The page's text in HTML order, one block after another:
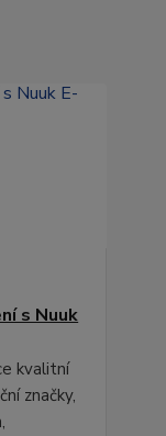
s Nuuk
kvalitní
značky,